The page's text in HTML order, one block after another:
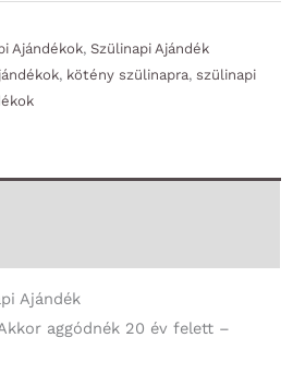
Ajándékok,Szülinapi Ajándék
, kötény szülinapra,szülinapi
Ajándék
aggódnék 20 év felett –